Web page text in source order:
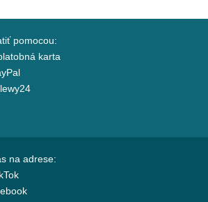
pomocou:
karta
na adrese: